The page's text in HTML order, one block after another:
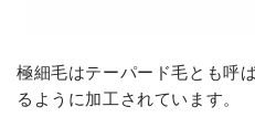
極細毛はテーパード毛とも呼
るように加工されています。